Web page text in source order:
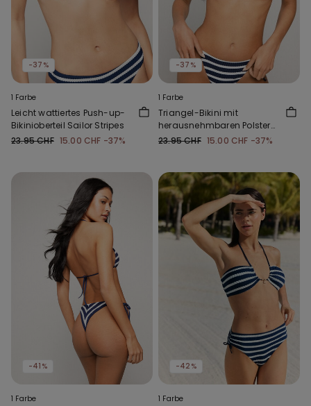
-37%
1 Farbe
Leicht wattiertes Push-up-
Bikinioberteil Sailor Stripes
23.95 CHF 15.00 CHF -37%
-37%
1 Farbe
Triangel-Bikini mit
herausnehmbaren Polstern
Sailor Stripes
23.95 CHF 15.00 CHF -37%
-41%
1 Farbe
-42%
1 Farbe